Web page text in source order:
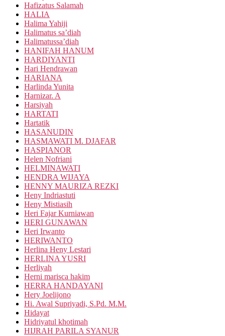
Hafizatus Salamah
HALIA
Halima Yahiji
Halimatus sa’diah
Halimatussa’diah
HANIFAH HANUM
HARDIYANTI
Hari Hendrawan
HARIANA
Harlinda Yunita
Harnizar. A
Harsiyah
HARTATI
Hartatik
HASANUDIN
HASMAWATI M. DJAFAR
HASPIANOR
Helen Nofriani
HELMINAWATI
HENDRA WIJAYA
HENNY MAURIZA REZKI
Heny Indriastuti
Heny Mistiasih
Heri Fajar Kurniawan
HERI GUNAWAN
Heri Irwanto
HERIWANTO
Herlina Heny Lestari
HERLINA YUSRI
Herliyah
Herni marisca hakim
HERRA HANDAYANI
Hery Joelijono
Hi. Awal Supriyadi, S.Pd. M.M.
Hidayat
Hidriyatul khotimah
HIJRAH PARILA SYANUR